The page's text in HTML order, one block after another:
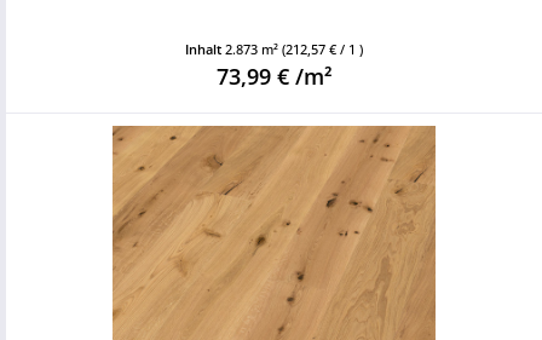
Inhalt 2.873 m² (212,57 € / 1 )
73,99 € /m²